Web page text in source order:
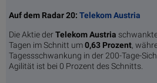
Auf dem Radar 20: Telekom Austria
Die Aktie derTelekom Austria
Tagen im Schnitt um0,63 Pro­zent,
Tagessschwankung in der 200-Tage-
Agilität ist bei 0 Prozent des Schnitts.